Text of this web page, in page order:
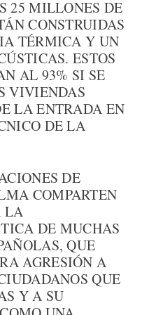
25 MILLONES DE
CONSTRUIDAS
TÉRMICA Y UN
ESTOS
AL 93% SI SE
VIVIENDAS
LA ENTRADA EN
DE LA
DE
COMPARTEN
LA
DE MUCHAS
QUE
AGRESIÓN A
QUE
Y A SU